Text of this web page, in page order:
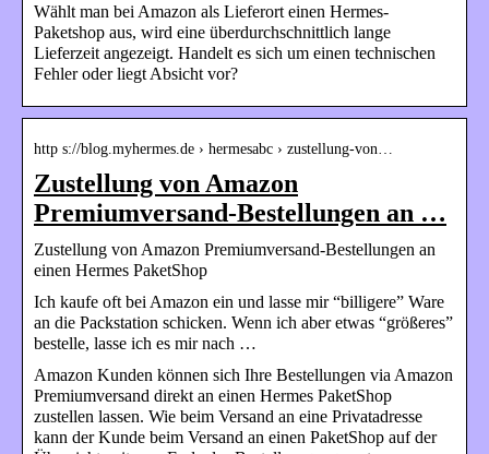
Wählt man bei Amazon als Lieferort einen Hermes-
Paketshop aus, wird eine überdurchschnittlich lange
Lieferzeit angezeigt. Handelt es sich um einen technischen
Fehler oder liegt Absicht vor?
http s://blog.myhermes.de › hermesabc › zustellung-von…
Zustellung von Amazon
Premiumversand-Bestellungen an …
Zustellung von Amazon Premiumversand-Bestellungen an
einen Hermes PaketShop
Ich kaufe oft bei Amazon ein und lasse mir “billigere” Ware
an die Packstation schicken. Wenn ich aber etwas “größeres”
bestelle, lasse ich es mir nach …
Amazon Kunden können sich Ihre Bestellungen via Amazon
Premiumversand direkt an einen Hermes PaketShop
zustellen lassen. Wie beim Versand an eine Privatadresse
kann der Kunde beim Versand an einen PaketShop auf der